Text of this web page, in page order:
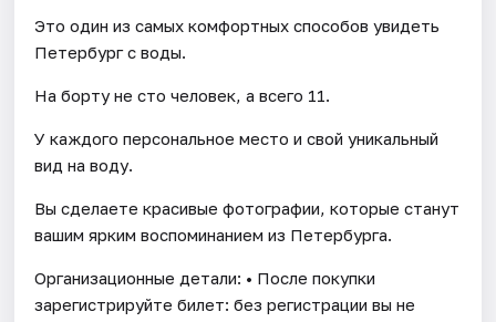
Это один из самых комфортных способов увидеть
Петербург с воды.
На борту не сто человек, а всего 11.
У каждого персональное место и свой уникальный
вид на воду.
Вы сделаете красивые фотографии, которые станут
вашим ярким воспоминанием из Петербурга.
Организационные детали: • После покупки
зарегистрируйте билет: без регистрации вы не